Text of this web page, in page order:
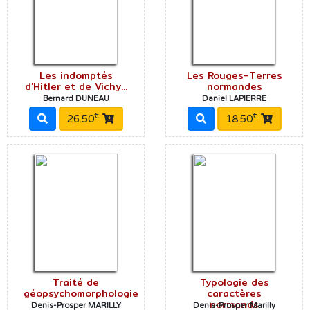
Les indomptés
d'Hitler et de Vichy...
Bernard DUNEAU
26.50€
Les Rouges-Terres
normandes
Daniel LAPIERRE
18.50€
Traité de
géopsychomorphologie
Denis-Prosper MARILLY
Typologie des
caractères
normands
Denis-Prosper Marilly